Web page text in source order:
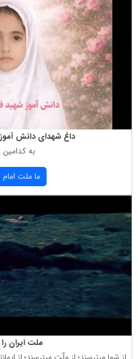
داغ شهدای دانش
به كدامین
ما ملت
ملت ایران را